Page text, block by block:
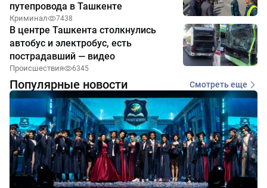
путепровода в Ташкенте
Криминал 7438
В центре Ташкента столкнулись
автобус и электробус, есть
пострадавший — видео
Происшествия 6345
Популярные новости Смотреть еще